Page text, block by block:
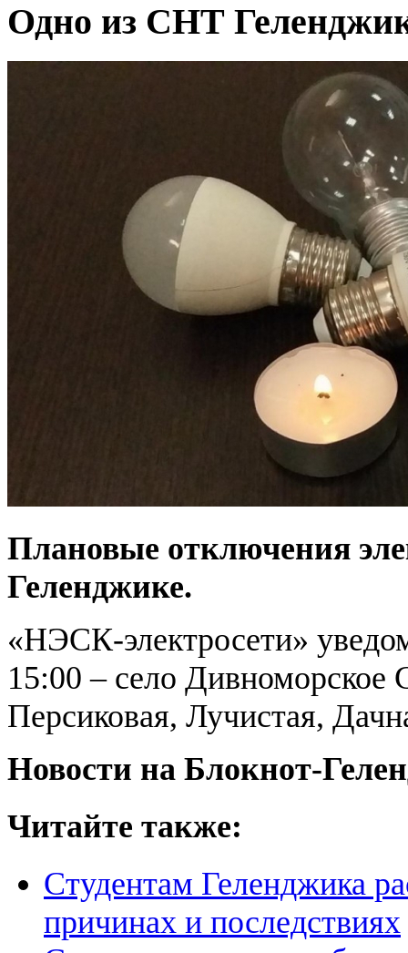
Одно из СНТ
Плановые отключения
Геленджике.
«НЭСК-электросети»
15:00 – село
Персиковая, Лучистая,
Новости на Блoкнoт-
Читайте также:
Студентам Геленджика
причинах и последствиях